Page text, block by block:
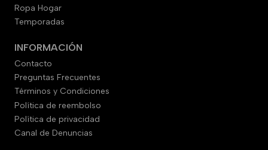
Ropa Hogar
Temporadas
INFORMACIÓN
Contacto
Preguntas Frecuentes
Términos y Condiciones
Política de reembolso
Política de privacidad
Canal de Denuncias